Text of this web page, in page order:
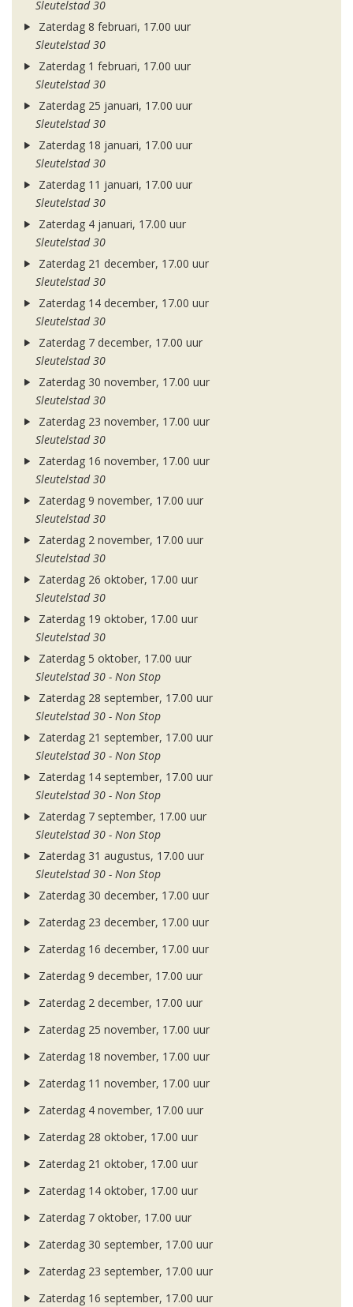
Sleutelstad 30
Zaterdag 8 februari, 17.00 uur
Sleutelstad 30
Zaterdag 1 februari, 17.00 uur
Sleutelstad 30
Zaterdag 25 januari, 17.00 uur
Sleutelstad 30
Zaterdag 18 januari, 17.00 uur
Sleutelstad 30
Zaterdag 11 januari, 17.00 uur
Sleutelstad 30
Zaterdag 4 januari, 17.00 uur
Sleutelstad 30
Zaterdag 21 december, 17.00 uur
Sleutelstad 30
Zaterdag 14 december, 17.00 uur
Sleutelstad 30
Zaterdag 7 december, 17.00 uur
Sleutelstad 30
Zaterdag 30 november, 17.00 uur
Sleutelstad 30
Zaterdag 23 november, 17.00 uur
Sleutelstad 30
Zaterdag 16 november, 17.00 uur
Sleutelstad 30
Zaterdag 9 november, 17.00 uur
Sleutelstad 30
Zaterdag 2 november, 17.00 uur
Sleutelstad 30
Zaterdag 26 oktober, 17.00 uur
Sleutelstad 30
Zaterdag 19 oktober, 17.00 uur
Sleutelstad 30
Zaterdag 5 oktober, 17.00 uur
Sleutelstad 30 - Non Stop
Zaterdag 28 september, 17.00 uur
Sleutelstad 30 - Non Stop
Zaterdag 21 september, 17.00 uur
Sleutelstad 30 - Non Stop
Zaterdag 14 september, 17.00 uur
Sleutelstad 30 - Non Stop
Zaterdag 7 september, 17.00 uur
Sleutelstad 30 - Non Stop
Zaterdag 31 augustus, 17.00 uur
Sleutelstad 30 - Non Stop
Zaterdag 30 december, 17.00 uur
Zaterdag 23 december, 17.00 uur
Zaterdag 16 december, 17.00 uur
Zaterdag 9 december, 17.00 uur
Zaterdag 2 december, 17.00 uur
Zaterdag 25 november, 17.00 uur
Zaterdag 18 november, 17.00 uur
Zaterdag 11 november, 17.00 uur
Zaterdag 4 november, 17.00 uur
Zaterdag 28 oktober, 17.00 uur
Zaterdag 21 oktober, 17.00 uur
Zaterdag 14 oktober, 17.00 uur
Zaterdag 7 oktober, 17.00 uur
Zaterdag 30 september, 17.00 uur
Zaterdag 23 september, 17.00 uur
Zaterdag 16 september, 17.00 uur